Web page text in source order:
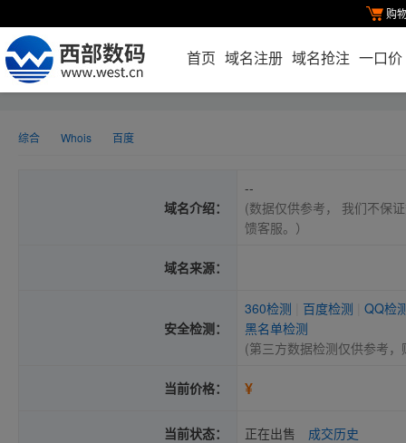
购
首页 域名注册 域名抢注 一口价
综合 Whois 百度
域名介绍：
--
(数据仅供参考， 我们不保
馈客服。）
域名来源：
安全检测：
360检测 百度检测
QQ检
黑名单检测
(第三方数据检测仅供参考
当前价格： ¥
当前状态： 正在出售 成交历史